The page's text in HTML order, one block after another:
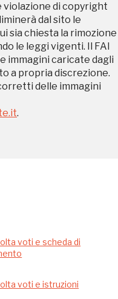
violazione di copyright
dal sito le
sia chiesta la rimozione
le leggi vigenti. Il FAI
immagini caricate dagli
a propria discrezione.
delle immagini
.
voti e scheda di
voti e istruzioni
non
48193631
la tutela e la valorizzazione